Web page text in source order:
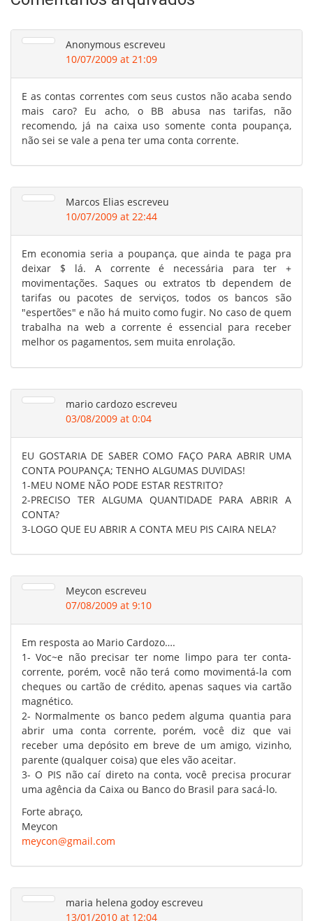
Anonymous escreveu
10/07/2009 at 21:09
E as contas correntes com seus custos não acaba sendo
mais caro? Eu acho, o BB abusa nas tarifas, não
recomendo, já na caixa uso somente conta poupança,
não sei se vale a pena ter uma conta corrente.
Marcos Elias escreveu
10/07/2009 at 22:44
Em economia seria a poupança, que ainda te paga pra
deixar $ lá. A corrente é necessária para ter +
movimentações. Saques ou extratos tb dependem de
tarifas ou pacotes de serviços, todos os bancos são
"espertões" e não há muito como fugir. No caso de quem
trabalha na web a corrente é essencial para receber
melhor os pagamentos, sem muita enrolação.
mario cardozo escreveu
03/08/2009 at 0:04
EU GOSTARIA DE SABER COMO FAÇO PARA ABRIR UMA
CONTA POUPANÇA; TENHO ALGUMAS DUVIDAS!
1-MEU NOME NÃO PODE ESTAR RESTRITO?
2-PRECISO TER ALGUMA QUANTIDADE PARA ABRIR A
CONTA?
3-LOGO QUE EU ABRIR A CONTA MEU PIS CAIRA NELA?
Meycon escreveu
07/08/2009 at 9:10
Em resposta ao Mario Cardozo….
1- Voc~e não precisar ter nome limpo para ter conta-
corrente, porém, você não terá como movimentá-la com
cheques ou cartão de crédito, apenas saques via cartão
magnético.
2- Normalmente os banco pedem alguma quantia para
abrir uma conta corrente, porém, você diz que vai
receber uma depósito em breve de um amigo, vizinho,
parente (qualquer coisa) que eles vão aceitar.
3- O PIS não caí direto na conta, você precisa procurar
uma agência da Caixa ou Banco do Brasil para sacá-lo.
Forte abraço,
Meycon
meycon@gmail.com
maria helena godoy escreveu
13/01/2010 at 12:04